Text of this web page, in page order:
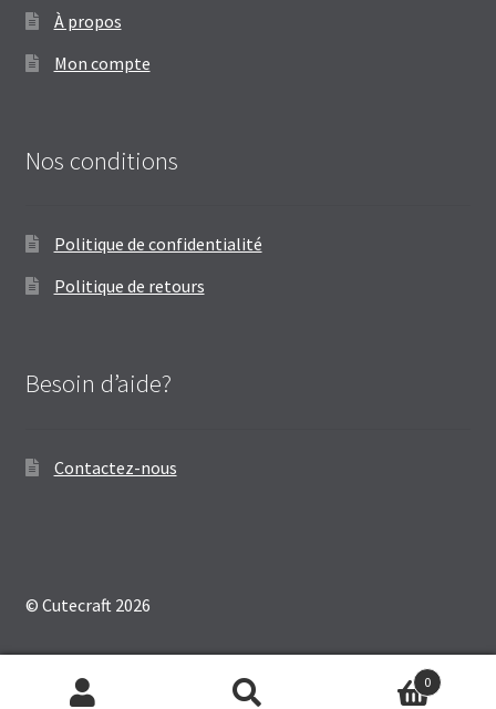
À propos
Mon compte
Nos conditions
Politique de confidentialité
Politique de retours
Besoin d’aide?
Contactez-nous
© Cutecraft 2026
0